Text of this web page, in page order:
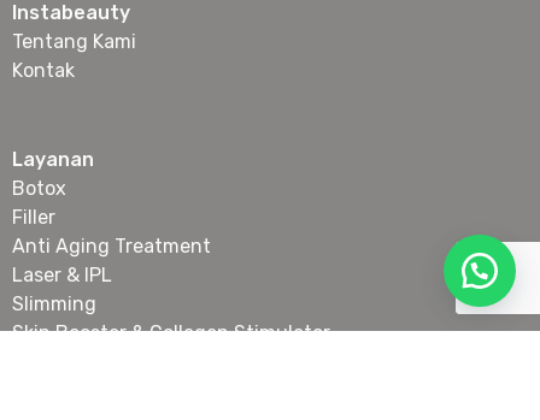
Instabeauty
Tentang Kami
Kontak
Layanan
Botox
Filler
Anti Aging Treatment
Laser & IPL
Slimming
Skin Booster & Collagen Stimulator